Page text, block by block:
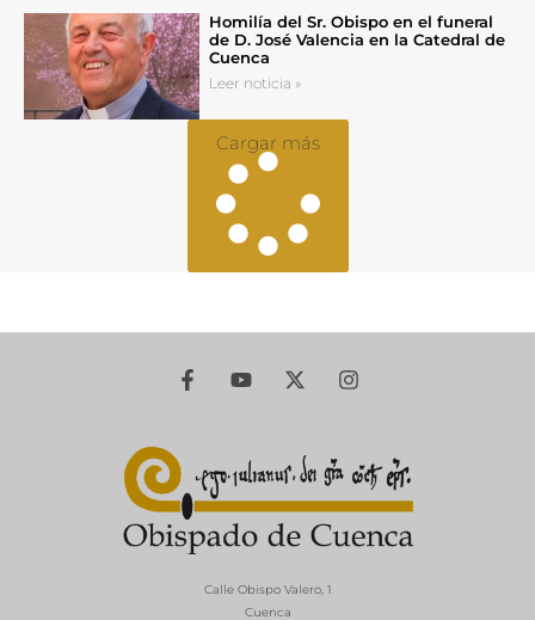
Homilía del Sr. Obispo en el funeral
de D. José Valencia en la Catedral de
Cuenca
Leer noticia »
Cargar más
Calle Obispo Valero, 1
Cuenca